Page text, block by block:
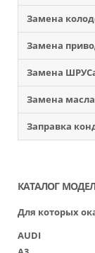
Замена
Замена
Замена
Замена
Заправка
КАТАЛОГ
Для которых
AUDI